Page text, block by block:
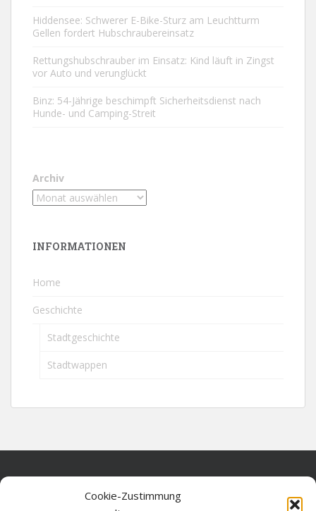
Cookie-Zustimmung
Hiddensee: Schwerer E-Bike-Sturz am Leuchtturm
Gellen fordert Hubschraubereinsatz
Rettungshubschrauber im Einsatz: Kind läuft in Zingst
vor Auto und verunglückt
Binz: 54-Jährige beschimpft Sicherheitsdienst nach
Hunde- und Camping-Streit
Archiv
INFORMATIONEN
Home
Geschichte
Stadtgeschichte
Stadtwappen